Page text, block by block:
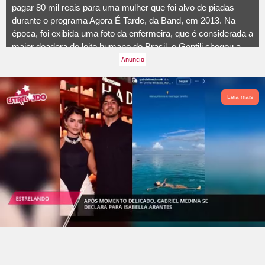
pagar 80 mil reais para uma mulher que foi alvo de piadas
durante o programa Agora É Tarde, da Band, em 2013. Na
época, foi exibida uma foto da enfermeira, que é considerada a
maior doadora de leite humano do Brasil, e Gentili chegou a
compará-la com uma vaca e com o ator pornô Kid Bengala.
que pensou até mesmo em parar com as doações e que
precisou mudar de cidade por conta das ofensas que recebeu.
Além de Danilo, o humorista Marcelo Mansfield e a TV
Bandeirantes também foram condenados. A seguir, relembre
mais polêmicas do humorista.
Leia mais